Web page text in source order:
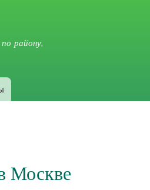
району,
Москве